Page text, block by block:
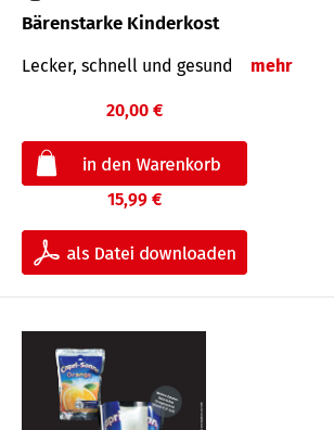
Bärenstarke Kinderkost
Lecker, schnell und gesund mehr
20,00 €
15,99 €